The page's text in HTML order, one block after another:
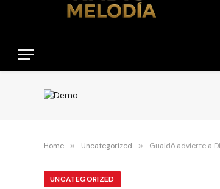
Home » Uncategorized » Guaidó advierte a
UNCATEGORIZED